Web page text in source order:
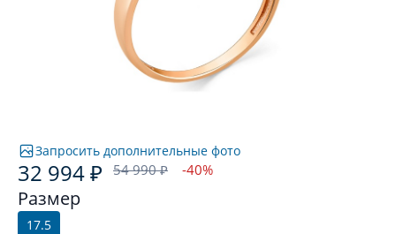
Запросить дополнительные фото
32 994 ₽ 54 990 ₽ -40%
Размер
17.5